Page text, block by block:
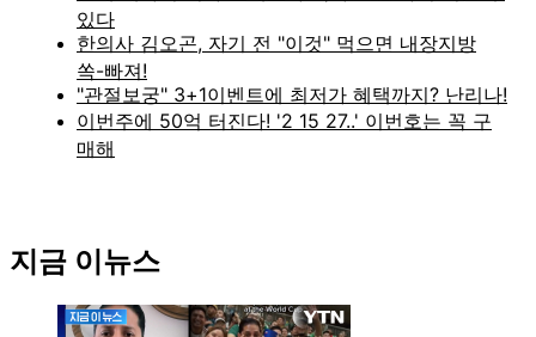
지금 이뉴스